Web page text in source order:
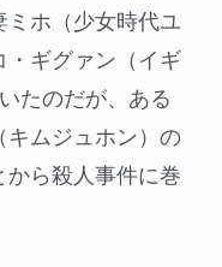
ホ（少女時代ユ
・ギグァン（イギ
たのだが、ある
キムジュホン）の
ら殺人事件に巻